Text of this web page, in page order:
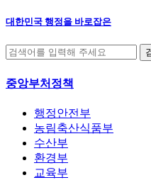
대한민국 행정을 바로잡은
중앙부처정책
행정안전부
농림축산식품부
수산부
환경부
교육부